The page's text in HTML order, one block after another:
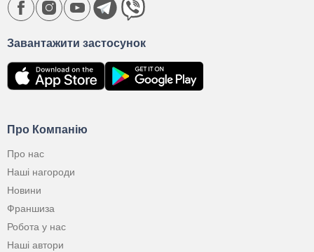
Про Компанію
Про нас
Наші нагороди
Новини
Франшиза
Робота у нас
Наші автори
Завантажити застосунок